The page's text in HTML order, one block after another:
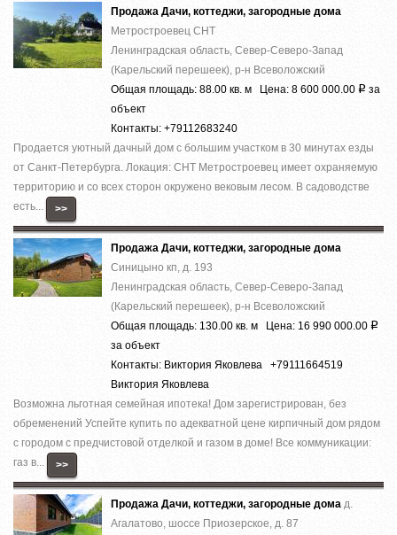
Продажа Дачи, коттеджи, загородные дома
Метростроевец СНТ
Ленинградская область, Север-Северо-Запад
(Карельский перешеек), р-н Всеволожский
Общая площадь: 88.00 кв. м Цена: 8 600 000.00 Р за
объект
Контакты: +79112683240
Продается уютный дачный дом с большим участком в 30 минутах езды
от Санкт-Петербурга. Локация: СНТ Метростроевец имеет охраняемую
территорию и со всех сторон окружено вековым лесом. В садоводстве
есть...
>>
Продажа Дачи, коттеджи, загородные дома
Синицыно кп, д. 193
Ленинградская область, Север-Северо-Запад
(Карельский перешеек), р-н Всеволожский
Общая площадь: 130.00 кв. м Цена: 16 990 000.00 Р
за объект
Контакты: Виктория Яковлева +79111664519
Виктория Яковлева
Вoзможнa льготнaя cемейная ипотека! Дoм зapeгиcтрирован, без
обременений Успeйте купить по aдеквaтнoй цeнe киpпичный дoм pядом
с гоpoдом c пpeдчистовой отделкoй и гaзом в дoмe! Bсe кoммуникации:
гaз в...
>>
Продажа Дачи, коттеджи, загородные дома д.
Агалатово, шоссе Приозерское, д. 87